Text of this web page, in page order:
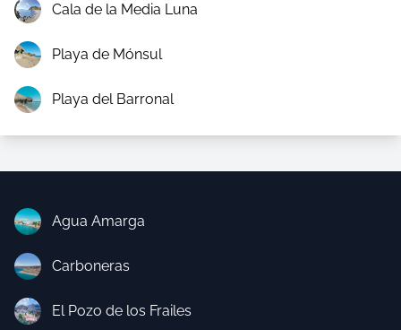
Cala de la Media Luna
Playa de Mónsul
Playa del Barronal
Agua Amarga
Carboneras
El Pozo de los Frailes